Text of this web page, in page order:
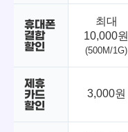
휴대폰
결합
할인
최대
10,000원
(500M/1G)
제휴
카드
할인
3,000원